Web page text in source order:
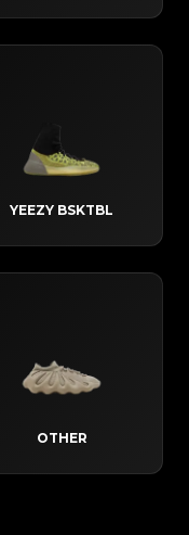
YEEZY BSKTBL
OTHER